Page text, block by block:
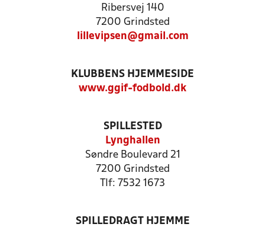
Ribersvej 140
7200 Grindsted
lillevipsen@gmail.com
KLUBBENS HJEMMESIDE
www.ggif-fodbold.dk
SPILLESTED
Lynghallen
Søndre Boulevard 21
7200 Grindsted
Tlf: 7532 1673
SPILLEDRAGT HJEMME